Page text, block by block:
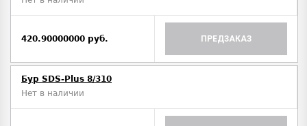
420.90000000 руб. ПРЕДЗАКАЗ
Бур SDS-Plus 8/310
Нет в наличии